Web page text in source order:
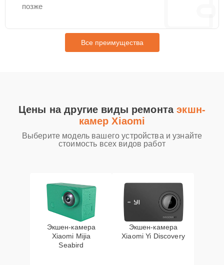
позже
Все преимущества
Цены на другие виды ремонтаэкшн-
камер Xiaomi
Выберите модель вашего устройства и узнайте
стоимость всех видов работ
Экшен-камера
Xiaomi Mijia
Seabird
Экшен-камера
Xiaomi Yi Discovery